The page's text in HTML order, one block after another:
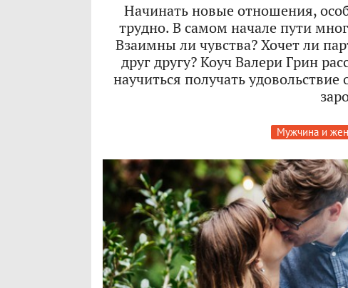
Начинать новые отношения,
трудно. В самом начале пути
Взаимны ли чувства? Хочет ли
друг другу? Коуч Валери Грин
научиться получать
Мужчина и